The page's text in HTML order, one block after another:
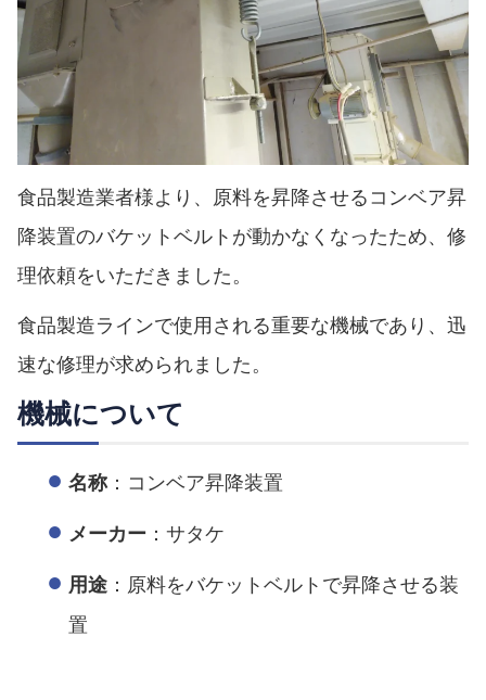
食品製造業者様より、原料を昇降させるコンベア昇
降装置のバケットベルトが動かなくなったため、修
理依頼をいただきました。
食品製造ラインで使用される重要な機械であり、迅
速な修理が求められました。
機械について
名称 ：コンベア昇降装置
メーカー ：サタケ
用途 ：原料をバケットベルトで昇降させる装
置